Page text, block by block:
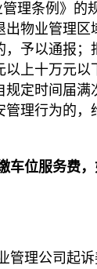
理条例》的
出物业管理区
，予以通报；
以上十万元以
规定时间届满
管理行为的，
车位服务费
管理公司起